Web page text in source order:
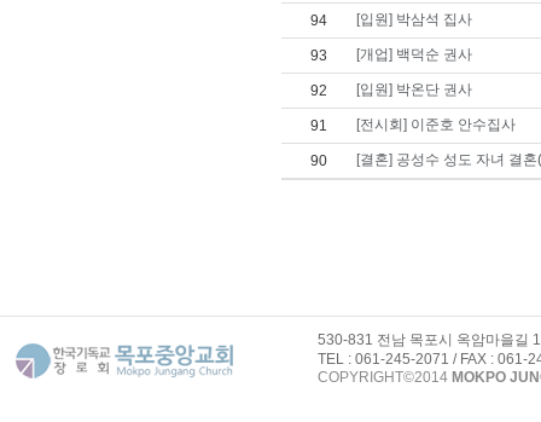
94 [입원] 박삼석 집사
93 [개업] 백덕순 권사
92 [입원] 박온단 권사
91 [전시회] 이준호 안수집사
90 [결혼] 공성수 성도 자녀 결
530-831 전남 목포시 옥암마을길
TEL : 061-245-2071 / FAX : 061-
COPYRIGHT©2014 MOKPO